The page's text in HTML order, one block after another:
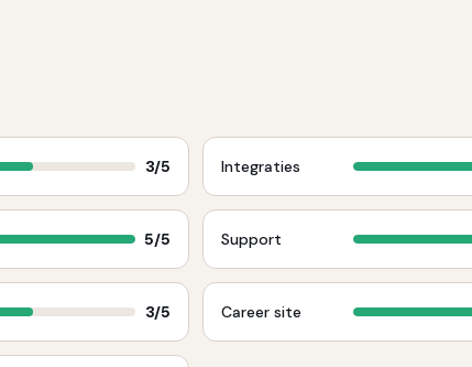
3/5 Integraties
5/5 Support
3/5 Career site